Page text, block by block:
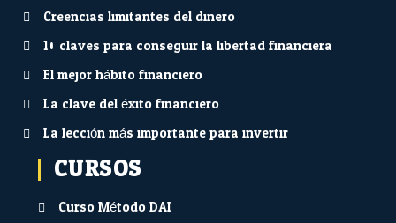
Creencias limitantes del dinero
10 claves para conseguir la libertad financiera
El mejor hábito financiero
La clave del éxito financiero
La lección más importante para invertir
CURSOS
Curso Método DAI